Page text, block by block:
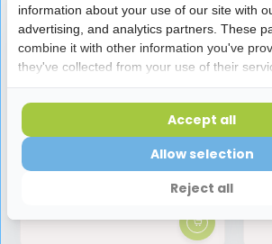
Fixodent Original
Kleefpasta Complete Fresh
47 gram | Nieuwe Formule
information about your use of our site with
advertising, and analytics partners. These
combine it with other information you've
they've collected from your use of their
Reject all
Allow selection
Accept all